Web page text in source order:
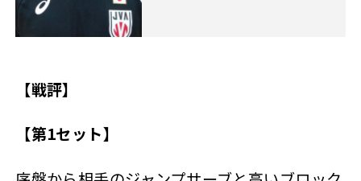
【戦評】
【第1セット】